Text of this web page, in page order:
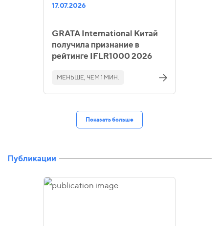
17.07.2026
GRATA International Китай
получила признание в
рейтинге IFLR1000 2026
МЕНЬШЕ, ЧЕМ 1 МИН.
Показать больше
Публикации